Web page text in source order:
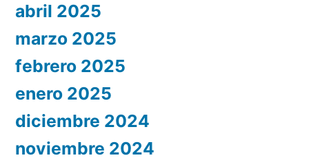
abril 2025
marzo 2025
febrero 2025
enero 2025
diciembre 2024
noviembre 2024